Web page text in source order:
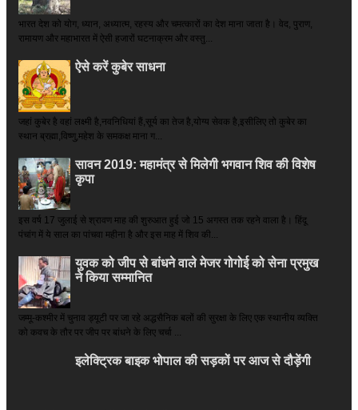
भारत देश को योग, ध्यान, अध्यात्म, रहस्य और चमत्कारों का देश माना जाता है। वेद, पुराण,
रामायण और महाभारत में ऐसी हजारों घटनाक्रम और वस्तु...
ऐसे करें कुबेर साधना
जहां कुबेर है­ वहां लक्ष्मी है,नवनिधियां हैं,सूर्य का तेज है,योग्य सेवक है,इसीलिए तो कुबेर का
स्थान ब्रह्मा,विष्णु,महेश के समकक्ष माना ग...
सावन 2019: महामंत्र से मिलेगी भगवान शिव की विशेष
कृपा
इस वर्ष 17 जुलाई से श्रावण माह की शुरुआत हुई जो 15 अगस्त तक रहने वाला है। हिंदू
पंचांग में ये साल का पांचवा महीना है और इस माह में शिव की...
युवक को जीप से बांधने वाले मेजर गोगोई को सेना प्रमुख
ने किया सम्‍मानित
जम्मू-कश्मीर में चुनाव ड्यूटी पर जा रहे अद्धसैनिक बलों की सुरक्षा के लिए एक स्थानीय व्यक्ति
को कवच के तौर पर जीप पर बांधने के लिए चर्चा ...
इलेक्ट्रिक बाइक भोपाल की सड़कों पर आज से दौड़ेंगी